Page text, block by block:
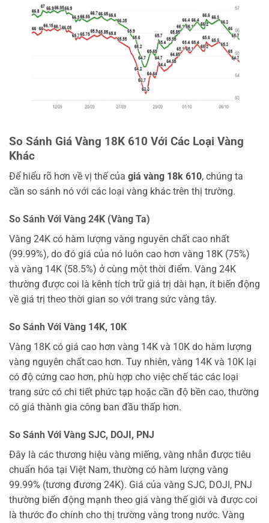
So Sánh Giá Vàng 18K 610 Với Các Loại Vàng
Khác
Để hiểu rõ hơn về vị thế của giá vàng 18k 610, chúng ta
cần so sánh nó với các loại vàng khác trên thị trường.
So Sánh Với Vàng 24K (Vàng Ta)
Vàng 24K có hàm lượng vàng nguyên chất cao nhất
(99.99%), do đó giá của nó luôn cao hơn vàng 18K (75%)
và vàng 14K (58.5%) ở cùng một thời điểm. Vàng 24K
thường được coi là kênh tích trữ giá trị dài hạn, ít biến động
về giá trị theo thời gian so với trang sức vàng tây.
So Sánh Với Vàng 14K, 10K
Vàng 18K có giá cao hơn vàng 14K và 10K do hàm lượng
vàng nguyên chất cao hơn. Tuy nhiên, vàng 14K và 10K lại
có độ cứng cao hơn, phù hợp cho việc chế tác các loại
trang sức có chi tiết phức tạp hoặc cần độ bền cao, thường
có giá thành gia công ban đầu thấp hơn.
So Sánh Với Vàng SJC, DOJI, PNJ
Đây là các thương hiệu vàng miếng, vàng nhẫn được tiêu
chuẩn hóa tại Việt Nam, thường có hàm lượng vàng
99.99% (tương đương 24K). Giá của vàng SJC, DOJI, PNJ
thường biến động mạnh theo giá vàng thế giới và được coi
là thước đo chính cho thị trường vàng trong nước. Vàng